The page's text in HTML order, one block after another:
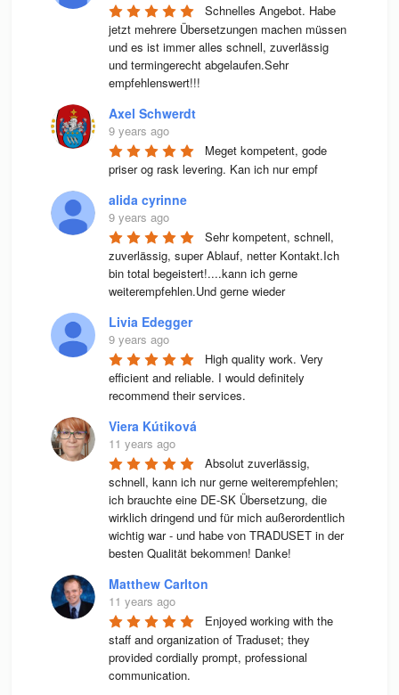
Schnelles Angebot. Habe
jetzt mehrere Übersetzungen machen müssen
und es ist immer alles schnell, zuverlässig
und termingerecht abgelaufen.Sehr
empfehlenswert!!!
Axel Schwerdt
9 years ago
Meget kompetent, gode
priser og rask levering. Kan ich nur empf
alida cyrinne
9 years ago
Sehr kompetent, schnell,
zuverlässig, super Ablauf, netter Kontakt.Ich
bin total begeistert!....kann ich gerne
weiterempfehlen.Und gerne wieder
Livia Edegger
9 years ago
High quality work. Very
efficient and reliable. I would definitely
recommend their services.
Viera Kútiková
11 years ago
Absolut zuverlässig,
schnell, kann ich nur gerne weiterempfehlen;
ich brauchte eine DE-SK Übersetzung, die
wirklich dringend und für mich außerordentlich
wichtig war - und habe von TRADUSET in der
besten Qualität bekommen! Danke!
Matthew Carlton
11 years ago
Enjoyed working with the
staff and organization of Traduset; they
provided cordially prompt, professional
communication.